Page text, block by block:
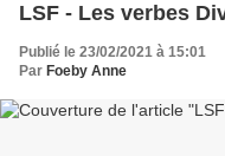
LSF - Les verbes
Publié le 23/02/2021 à 15:01
Par Foeby Anne